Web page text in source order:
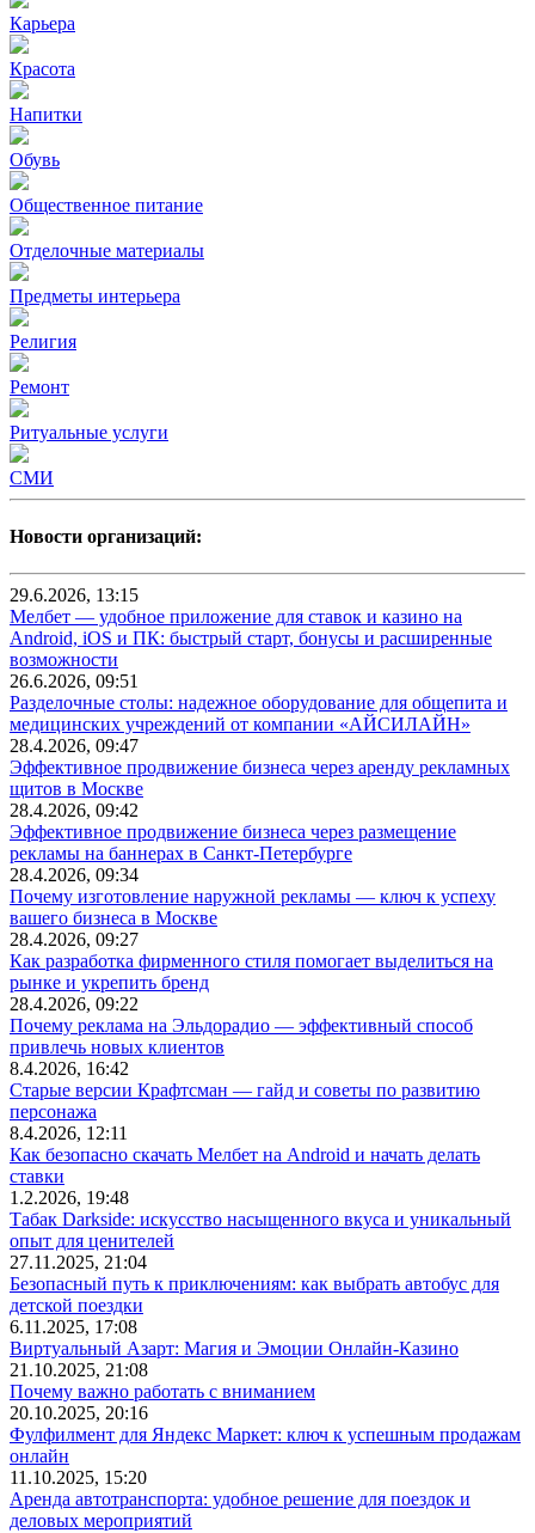
Карьера
Красота
Напитки
Обувь
Общественное питание
Отделочные материалы
Предметы интерьера
Религия
Ремонт
Ритуальные услуги
СМИ
Новости организаций:
29.6.2026, 13:15
Мелбет — удобное приложение для ставок и казино на
Android, iOS и ПК: быстрый старт, бонусы и расширенные
возможности
26.6.2026, 09:51
Разделочные столы: надежное оборудование для общепита и
медицинских учреждений от компании «АЙСИЛАЙН»
28.4.2026, 09:47
Эффективное продвижение бизнеса через аренду рекламных
щитов в Москве
28.4.2026, 09:42
Эффективное продвижение бизнеса через размещение
рекламы на баннерах в Санкт-Петербурге
28.4.2026, 09:34
Почему изготовление наружной рекламы — ключ к успеху
вашего бизнеса в Москве
28.4.2026, 09:27
Как разработка фирменного стиля помогает выделиться на
рынке и укрепить бренд
28.4.2026, 09:22
Почему реклама на Эльдорадио — эффективный способ
привлечь новых клиентов
8.4.2026, 16:42
Старые версии Крафтсман — гайд и советы по развитию
персонажа
8.4.2026, 12:11
Как безопасно скачать Мелбет на Android и начать делать
ставки
1.2.2026, 19:48
Табак Darkside: искусство насыщенного вкуса и уникальный
опыт для ценителей
27.11.2025, 21:04
Безопасный путь к приключениям: как выбрать автобус для
детской поездки
6.11.2025, 17:08
Виртуальный Азарт: Магия и Эмоции Онлайн-Казино
21.10.2025, 21:08
Почему важно работать с вниманием
20.10.2025, 20:16
Фулфилмент для Яндекс Маркет: ключ к успешным продажам
онлайн
11.10.2025, 15:20
Аренда автотранспорта: удобное решение для поездок и
деловых мероприятий